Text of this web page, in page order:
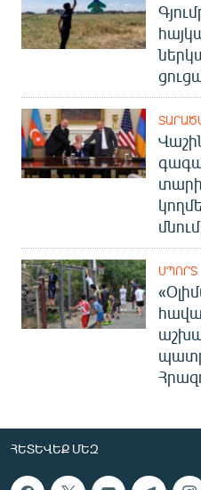
տարի
ՍՊՈՐՏ
ՀԵՏԵՎԵՔ ՄԵԶ